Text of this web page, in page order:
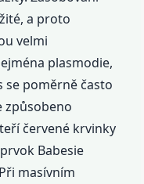
a proto
velmi
plasmodie,
se poměrně často
způsobeno
červené krvinky
Babesie
masívním